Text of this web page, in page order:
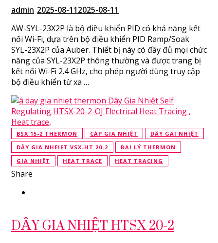
admin 2025-08-112025-08-11
AW-SYL-23X2P là bộ điều khiển PID có khả năng kết
nối Wi-Fi, dựa trên bộ điều khiển PID Ramp/Soak
SYL-23X2P của Auber. Thiết bị này có đầy đủ mọi chức
năng của SYL-23X2P thông thường và được trang bị
kết nối Wi-Fi 2.4 GHz, cho phép người dùng truy cập
bộ điều khiển từ xa …
BSX 15-2 THERMON CÁP GIA NHIỆT
DÂY GAI NHIỆT
DÂY GIA NHEIẸT VSX-HT 20-2
ĐẠI LÝ THERMON
GIA NHIỆT
HEAT TRACE HEAT TRACING
Share
DÂY GIA NHIỆT HTSX 20-2